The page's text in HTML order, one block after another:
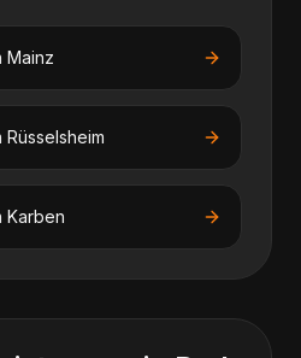
Mainz
Rüsselsheim
Karben